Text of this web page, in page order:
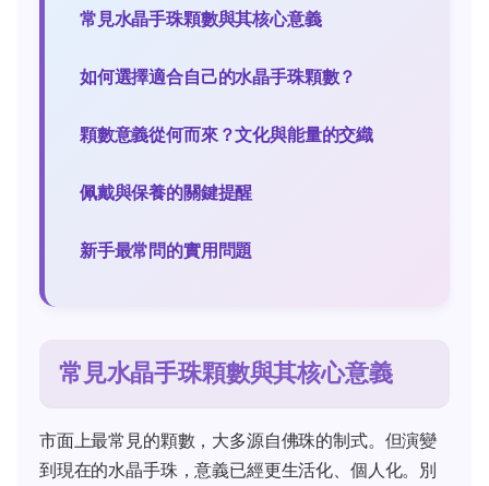
常見水晶手珠顆數與其核心意義
如何選擇適合自己的水晶手珠顆數？
顆數意義從何而來？文化與能量的交織
佩戴與保養的關鍵提醒
新手最常問的實用問題
常見水晶手珠顆數與其核心意義
市面上最常見的顆數，大多源自佛珠的制式。但演變
到現在的水晶手珠，意義已經更生活化、個人化。別